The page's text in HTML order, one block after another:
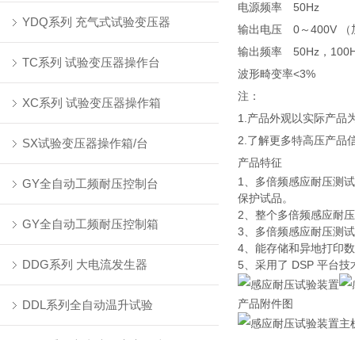
YDQ系列 充气式试验变压器
TC系列 试验变压器操作台
XC系列 试验变压器操作箱
SX试验变压器操作箱/台
GY全自动工频耐压控制台
GY全自动工频耐压控制箱
DDG系列 大电流发生器
DDL系列全自动温升试验
电源频率
50Hz
输出电压
0～400V （
输出频率
50Hz，
波形畸变率<3%
注：
1.产品外观以实际产品
2.了解更多特高压产品
产品特征
1、多倍频感应耐压测
保护试品。
2、整个多倍频感应耐
3、多倍频感应耐压测
4、能存储和异地打印
5、采用了 DSP 平台
产品附件图